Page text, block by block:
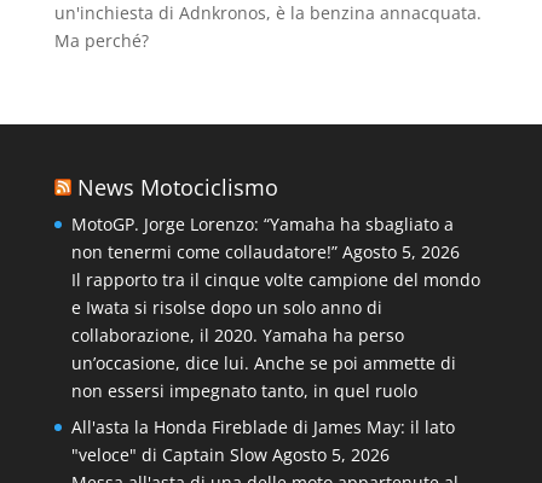
un'inchiesta di Adnkronos, è la benzina annacquata.
Ma perché?
News Motociclismo
MotoGP. Jorge Lorenzo: “Yamaha ha sbagliato a
non tenermi come collaudatore!” Agosto 5, 2026
Il rapporto tra il cinque volte campione del mondo
e Iwata si risolse dopo un solo anno di
collaborazione, il 2020. Yamaha ha perso
un’occasione, dice lui. Anche se poi ammette di
non essersi impegnato tanto, in quel ruolo
All'asta la Honda Fireblade di James May: il lato
"veloce" di Captain Slow Agosto 5, 2026